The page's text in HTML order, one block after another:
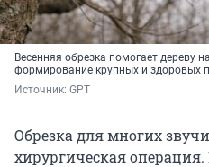
Весенняя обрезка помогает дереву
формирование крупных и здоровых
Источник: GPT
Обрезка для многих
хирургическая